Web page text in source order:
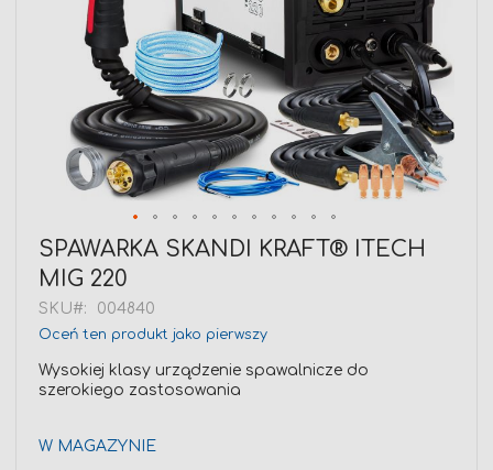
Przejdź
na
początek
SPAWARKA SKANDI KRAFT® ITECH
MIG 220
SKU 004840
Oceń ten produkt jako pierwszy
Wysokiej klasy urządzenie spawalnicze do
szerokiego zastosowania
W MAGAZYNIE